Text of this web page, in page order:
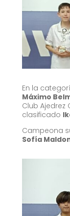
En la
Máximo
Club Ajedrez
clasificado
Campeona
Sofía